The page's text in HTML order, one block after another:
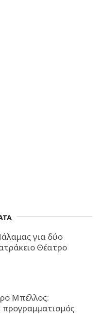
για δύο
Θέατρο
Μπέλλος:
προγραμματισμός